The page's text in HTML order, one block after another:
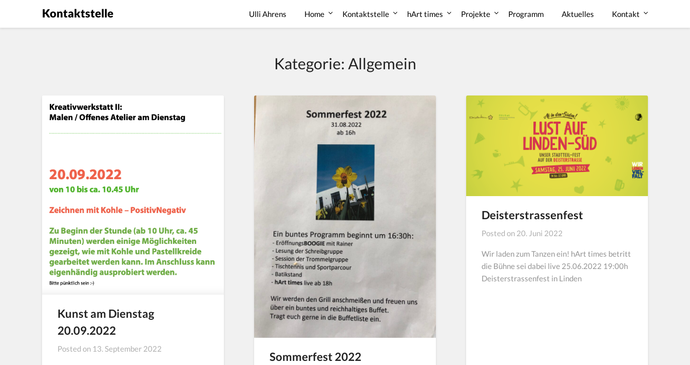
Kontaktstelle Ulli Ahrens Home Kontaktstelle hArt times Projekte Programm Aktuelles Kontakt
Kategorie: Allgemein
Kunst am Dienstag
20.09.2022
Posted on 13. September 2022
Sommerfest 2022
Deisterstrassenfest
Posted on 20. Juni 2022
Wir laden zum Tanzen ein! hArt times betritt
die Bühne sei dabei live 25.06.2022 19:00h
Deisterstrassenfest in Linden